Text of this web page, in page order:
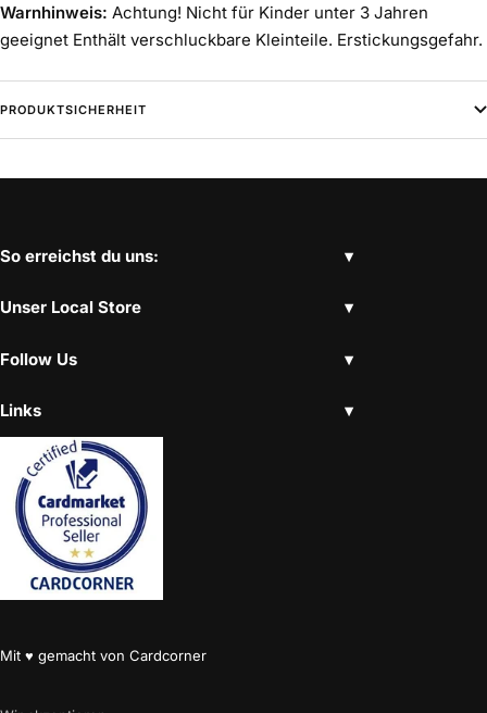
Warnhinweis: Achtung! Nicht für Kinder unter 3 Jahren
geeignet Enthält verschluckbare Kleinteile. Erstickungsgefahr.
PRODUKTSICHERHEIT
So erreichst du uns:
Unser Local Store
Follow Us
Links
Mit ♥ gemacht von Cardcorner